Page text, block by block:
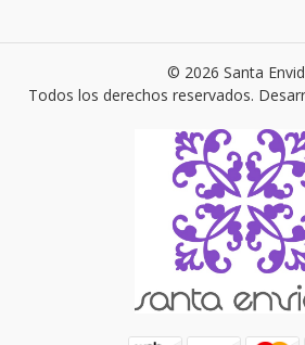
© 2026 Santa
Todos los derechos reservados.